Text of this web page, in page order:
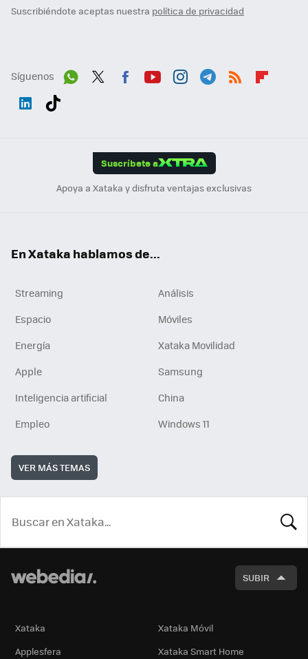
Suscribiéndote aceptas nuestra política de privacidad
Síguenos
Suscríbete a
Apoya a Xataka y disfruta ventajas exclusivas
En Xataka hablamos de...
Streaming
Análisis
Espacio
Móviles
Energía
Xataka Movilidad
Apple
Samsung
Inteligencia artificial
China
Empleo
Windows 11
VER MÁS TEMAS
SUBIR
Xataka
Xataka Móvil
Applesfera
Xataka Smart Home